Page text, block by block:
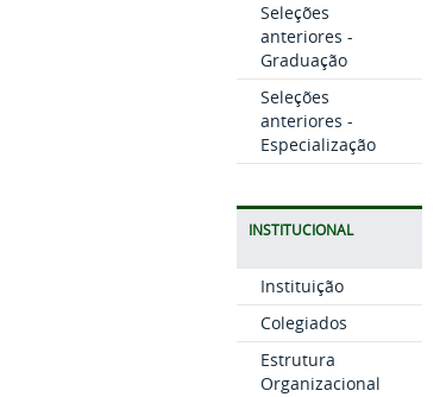
Seleções
anteriores -
Graduação
Seleções
anteriores -
Especialização
INSTITUCIONAL
Instituição
Colegiados
Estrutura
Organizacional